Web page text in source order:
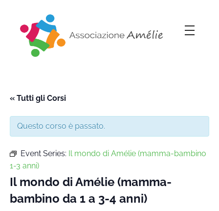
« Tutti gli Corsi
Questo corso è passato.
Event Series: Il mondo di Amélie (mamma-bambino
1-3 anni)
Il mondo di Amélie (mamma-
bambino da 1 a 3-4 anni)